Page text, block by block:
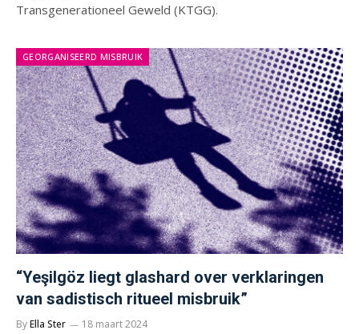
Transgenerationeel Geweld (KTGG).
GEORGANISEERD MISBRUIK
“Yeşilgöz liegt glashard over verklaringen
van sadistisch ritueel misbruik”
ByElla Ster 18 maart 2024